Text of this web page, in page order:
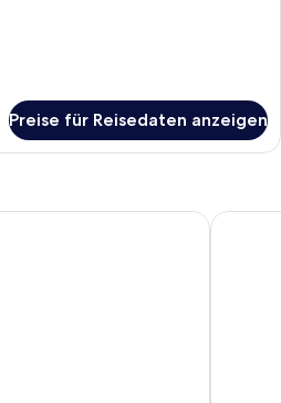
Preise für Reisedaten anzeigen